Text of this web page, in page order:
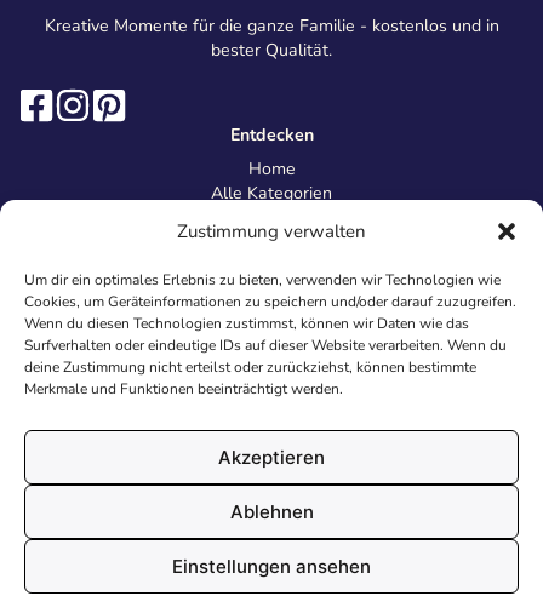
Zustimmung verwalten
Um dir ein optimales Erlebnis zu bieten, verwenden wir Technologien wie
Cookies, um Geräteinformationen zu speichern und/oder darauf zuzugreifen.
Wenn du diesen Technologien zustimmst, können wir Daten wie das
Surfverhalten oder eindeutige IDs auf dieser Website verarbeiten. Wenn du
deine Zustimmung nicht erteilst oder zurückziehst, können bestimmte
Merkmale und Funktionen beeinträchtigt werden.
Akzeptieren
Ablehnen
Einstellungen ansehen
Kreative Momente für die ganze Familie - kostenlos und in
bester Qualität.
Entdecken
Home
Alle Kategorien
Information
Über uns
Kontakt
Inhaltsrichtlinien
Recht & Datenschutz
Impressum
AGB
Cookies
© 2026 Malvorlagen24.de - Alle Rechte vorbehalten. Made with
♥
in Deutschland.